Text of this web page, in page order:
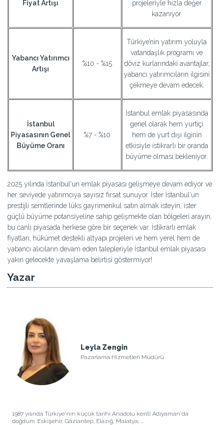
Fiyat Artışı
projeleriyle hızla değer
kazanıyor.
Yabancı Yatırımcı
Artışı
%10 - %15
Türkiye’nin yatırım yoluyla
vatandaşlık programı ve
döviz kurlarındaki avantajlar,
yabancı yatırımcıların ilgisini
çekmeye devam edecek.
İstanbul
Piyasasının Genel
Büyüme Oranı
%7 - %10
İstanbul emlak piyasasında
genel olarak hem yurtiçi
hem de yurt dışı ilginin
etkisiyle istikrarlı bir oranda
büyüme olması bekleniyor.
2025 yılında İstanbul'un emlak piyasası gelişmeye devam ediyor ve
her seviyede yatırımcıya sayısız fırsat sunuyor. İster İstanbul'un
prestijli semtlerinde lüks gayrimenkul satın almak isteyin, ister
güçlü büyüme potansiyeline sahip gelişmekte olan bölgeleri arayın,
bu canlı piyasada herkese göre bir seçenek var. İstikrarlı emlak
fiyatları, hükümet destekli altyapı projeleri ve hem yerel hem de
yabancı alıcıların devam eden talepleriyle İstanbul emlak piyasası
yakın gelecekte yavaşlama belirtisi göstermiyor!
Yazar
Leyla Zengin
Pazarlama Hizmetleri Müdürü
1987 yılında Türkiye'nin küçük tarihi Anadolu kenti Adıyaman'da
doğdum. Eskişehir, Gaziantep, Elazığ, Malatya, ...